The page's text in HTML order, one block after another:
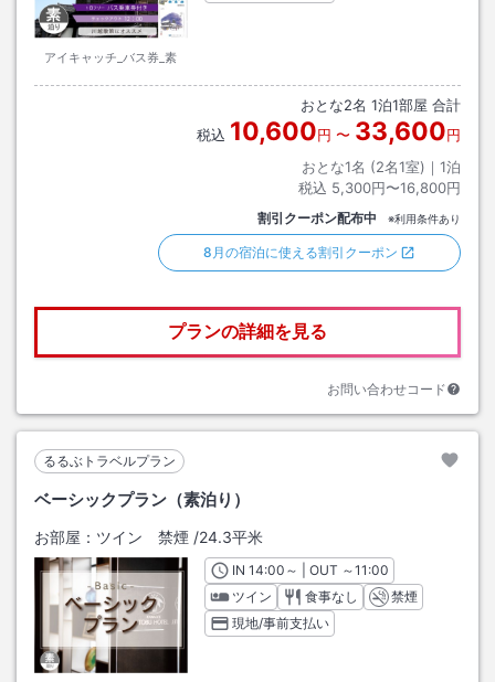
アイキャッチ_バス券_素
おとな2名 1泊1部屋 合計
税込 10,600円 〜 33,600円
おとな1名 (2名1室)｜ 1泊
税込 5,300円〜16,800円
割引クーポン配布中 ※利用条件あり
8月の宿泊に使える割引クーポン
プランの詳細を見る
お問い合わせコード
るるぶトラベルプラン
ベーシックプラン（素泊り）
お部屋： ツイン 禁煙 /24.3平米
INチェックイン
14:00 ～ | OUT チェックアウト
～11:00
ツイン
食事なし
禁煙
現地/事前支払い